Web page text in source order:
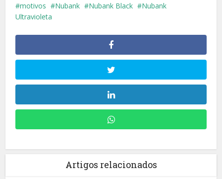
motivos
Nubank Nubank Black
Nubank
Ultravioleta
Artigos relacionados